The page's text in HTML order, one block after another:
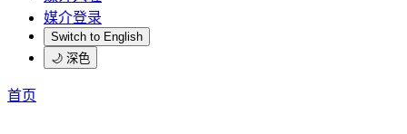
媒介登录
Switch to English
🌙 深色
首页